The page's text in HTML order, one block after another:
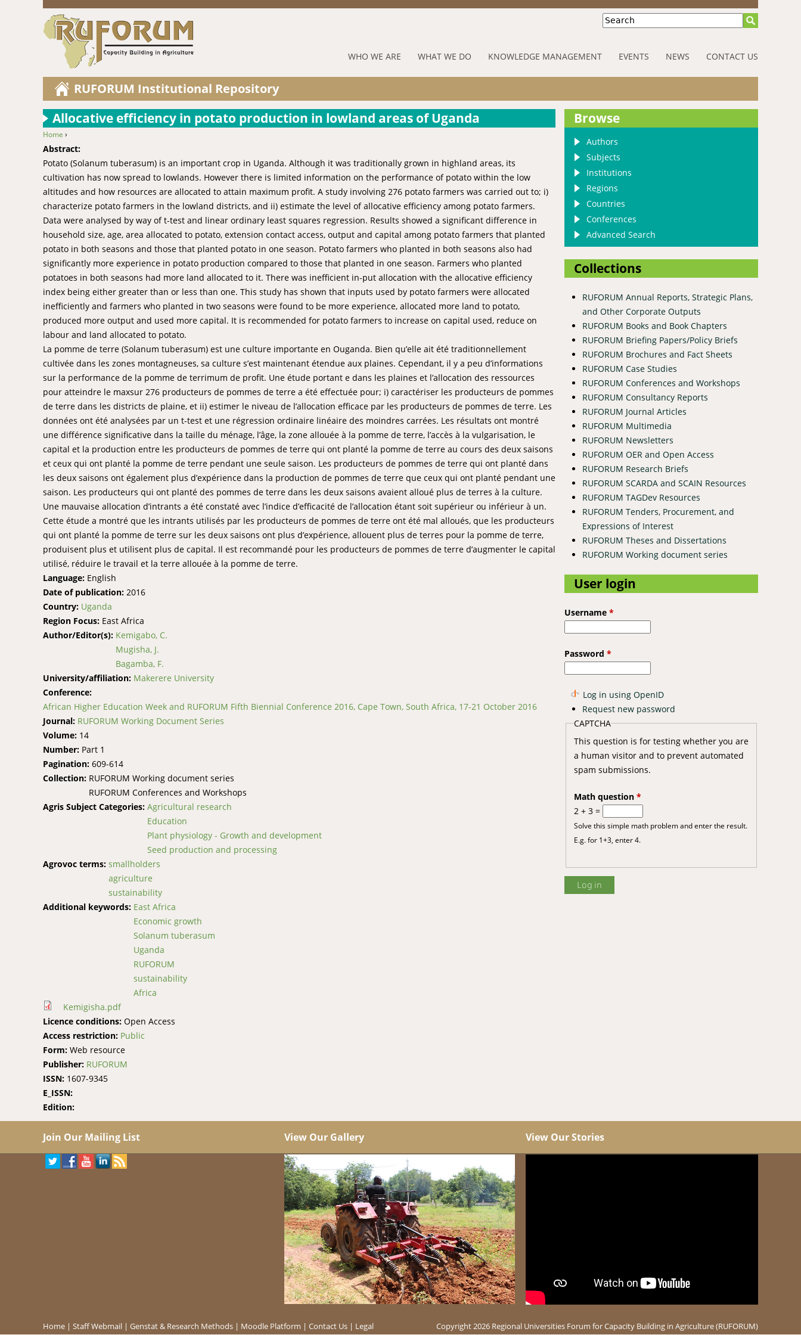
Jump to navigation
Search
RUFORUM
Navigation
Menu
WHO WE ARE WHAT WE DO KNOWLEDGE MANAGEMENT EVENTS NEWS CONTACT US
RUFORUM Institutional Repository
Allocative efficiency in potato production in lowland areas of Uganda
You are here
Home ›
Abstract:
Potato (Solanum tuberasum) is an important crop in Uganda. Although it was traditionally grown in highland areas, its
cultivation has now spread to lowlands. However there is limited information on the performance of potato within the low
altitudes and how resources are allocated to attain maximum profit. A study involving 276 potato farmers was carried out to; i)
characterize potato farmers in the lowland districts, and ii) estimate the level of allocative efficiency among potato farmers.
Data were analysed by way of t-test and linear ordinary least squares regression. Results showed a significant difference in
household size, age, area allocated to potato, extension contact access, output and capital among potato farmers that planted
potato in both seasons and those that planted potato in one season. Potato farmers who planted in both seasons also had
significantly more experience in potato production compared to those that planted in one season. Farmers who planted
potatoes in both seasons had more land allocated to it. There was inefficient in-put allocation with the allocative efficiency
index being either greater than or less than one. This study has shown that inputs used by potato farmers were allocated
inefficiently and farmers who planted in two seasons were found to be more experience, allocated more land to potato,
produced more output and used more capital. It is recommended for potato farmers to increase on capital used, reduce on
labour and land allocated to potato.
La pomme de terre (Solanum tuberasum) est une culture importante en Ouganda. Bien qu’elle ait été traditionnellement
cultivée dans les zones montagneuses, sa culture s’est maintenant étendue aux plaines. Cependant, il y a peu d’informations
sur la performance de la pomme de terrimum de profit. Une étude portant e dans les plaines et l’allocation des ressources
pour atteindre le maxsur 276 producteurs de pommes de terre a été effectuée pour; i) caractériser les producteurs de pommes
de terre dans les districts de plaine, et ii) estimer le niveau de l’allocation efficace par les producteurs de pommes de terre. Les
données ont été analysées par un t-test et une régression ordinaire linéaire des moindres carrées. Les résultats ont montré
une différence significative dans la taille du ménage, l’âge, la zone allouée à la pomme de terre, l’accès à la vulgarisation, le
capital et la production entre les producteurs de pommes de terre qui ont planté la pomme de terre au cours des deux saisons
et ceux qui ont planté la pomme de terre pendant une seule saison. Les producteurs de pommes de terre qui ont planté dans
les deux saisons ont également plus d’expérience dans la production de pommes de terre que ceux qui ont planté pendant une
saison. Les producteurs qui ont planté des pommes de terre dans les deux saisons avaient alloué plus de terres à la culture.
Une mauvaise allocation d’intrants a été constaté avec l’indice d’efficacité de l’allocation étant soit supérieur ou inférieur à un.
Cette étude a montré que les intrants utilisés par les producteurs de pommes de terre ont été mal alloués, que les producteurs
qui ont planté la pomme de terre sur les deux saisons ont plus d’expérience, allouent plus de terres pour la pomme de terre,
produisent plus et utilisent plus de capital. Il est recommandé pour les producteurs de pommes de terre d’augmenter le capital
utilisé, réduire le travail et la terre allouée à la pomme de terre.
Language: English
Date of publication: 2016
Country: Uganda
Region Focus: East Africa
Author/Editor(s): Kemigabo, C.
Mugisha, J.
Bagamba, F.
University/affiliation: Makerere University
Conference:
African Higher Education Week and RUFORUM Fifth Biennial Conference 2016, Cape Town, South Africa, 17-21 October 2016
Journal: RUFORUM Working Document Series
Volume: 14
Number: Part 1
Pagination: 609-614
Collection: RUFORUM Working document series
RUFORUM Conferences and Workshops
Agris Subject Categories: Agricultural research
Education
Plant physiology - Growth and development
Seed production and processing
Agrovoc terms: smallholders
agriculture
sustainability
Additional keywords: East Africa
Economic growth
Solanum tuberasum
Uganda
RUFORUM
sustainability
Africa
Kemigisha.pdf
Licence conditions: Open Access
Access restriction: Public
Form: Web resource
Publisher: RUFORUM
ISSN: 1607-9345
E_ISSN:
Edition:
Browse
Authors
Subjects
Institutions
Regions
Countries
Conferences
Advanced Search
Collections
RUFORUM Annual Reports, Strategic Plans,
and Other Corporate Outputs
RUFORUM Books and Book Chapters
RUFORUM Briefing Papers/Policy Briefs
RUFORUM Brochures and Fact Sheets
RUFORUM Case Studies
RUFORUM Conferences and Workshops
RUFORUM Consultancy Reports
RUFORUM Journal Articles
RUFORUM Multimedia
RUFORUM Newsletters
RUFORUM OER and Open Access
RUFORUM Research Briefs
RUFORUM SCARDA and SCAIN Resources
RUFORUM TAGDev Resources
RUFORUM Tenders, Procurement, and
Expressions of Interest
RUFORUM Theses and Dissertations
RUFORUM Working document series
User login
Username *
Password *
Log in using OpenID
Request new password
CAPTCHA
This question is for testing whether you are
a human visitor and to prevent automated
spam submissions.
Math question *
2 + 3 =
Solve this simple math problem and enter the result.
E.g. for 1+3, enter 4.
Join Our Mailing List View Our Gallery View Our Stories
Home | Staff Webmail | Genstat & Research Methods | Moodle Platform | Contact Us | Legal Copyright 2026 Regional Universities Forum for Capacity Building in Agriculture (RUFORUM)